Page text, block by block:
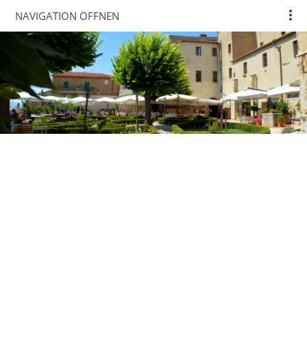
NAVIGATION ÖFFNEN